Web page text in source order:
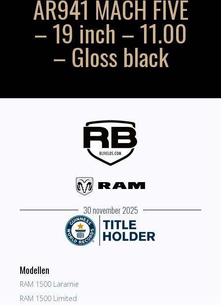
AR941 MACH FIVE
– 19 inch – 11.00
– Gloss black
30 november 2025
Modellen
RAM 1500 Laramie
RAM 1500 Limited